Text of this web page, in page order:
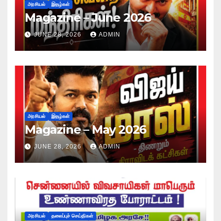
அரசியல் இதழ்கள்
Magazine – June 2026
JUNE 28, 2026 ADMIN
அரசியல் இதழ்கள்
Magazine – May 2026
JUNE 28, 2026 ADMIN
அரசியல் தலைப்புச் செய்திகள்